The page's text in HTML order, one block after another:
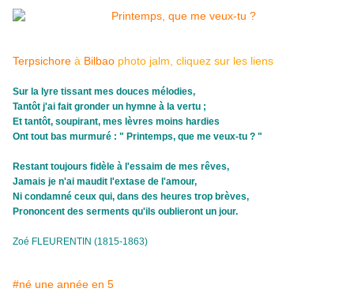
Terpsichore à Bilbao photo jalm, cliquez sur les liens
Sur la lyre tissant mes douces mélodies,
Tantôt j'ai fait gronder un hymne à la vertu ;
Et tantôt, soupirant, mes lèvres moins hardies
Ont tout bas murmuré : " Printemps, que me veux-tu ? "
Restant toujours fidèle à l'essaim de mes rêves,
Jamais je n'ai maudit l'extase de l'amour,
Ni condamné ceux qui, dans des heures trop brèves,
Prononcent des serments qu'ils oublieront un jour.
Zoé FLEURENTIN (1815-1863)
#né une année en 5